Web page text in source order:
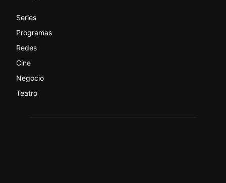
Series
Programas
Redes
Cine
Negocio
Teatro